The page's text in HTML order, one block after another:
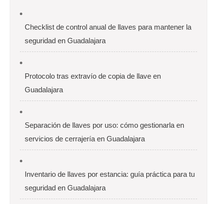
Checklist de control anual de llaves para mantener la
seguridad en Guadalajara
Protocolo tras extravío de copia de llave en
Guadalajara
Separación de llaves por uso: cómo gestionarla en
servicios de cerrajería en Guadalajara
Inventario de llaves por estancia: guía práctica para tu
seguridad en Guadalajara